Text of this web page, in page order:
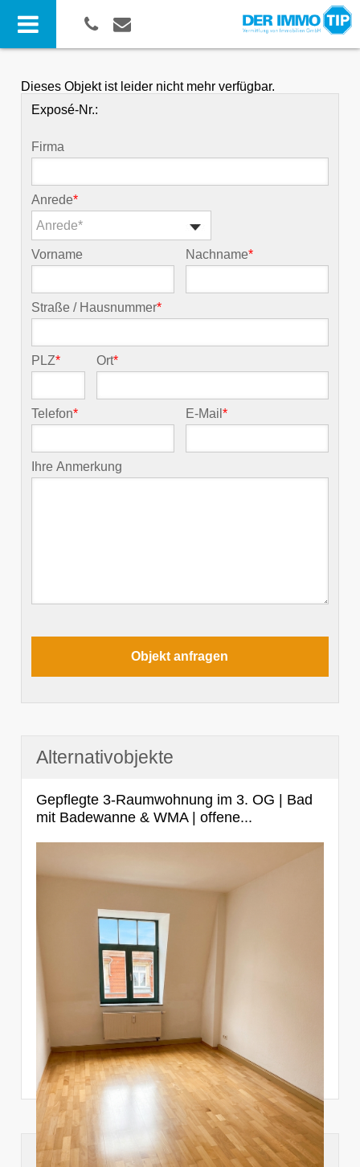
Dieses Objekt ist leider nicht mehr verfügbar.
Exposé-Nr.:
Firma
Anrede*
Anrede*
Vorname Nachname*
Straße / Hausnummer*
PLZ* Ort*
Telefon* E-Mail*
Ihre Anmerkung
Alternativobjekte
Gepflegte 3-Raumwohnung im 3. OG | Bad
mit Badewanne & WMA | offene...
Suchhistorie